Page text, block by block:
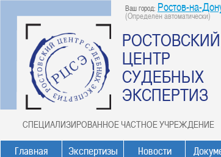
Ваш город: Ростов-на-
(Определен автоматически)
РОСТОВСКИЙ
ЦЕНТР
СУДЕБНЫХ
ЭКСПЕРТИЗ
СПЕЦИАЛИЗИРОВАННОЕ ЧАСТНОЕ УЧРЕЖДЕНИЕ
Главная Экспертизы Новости